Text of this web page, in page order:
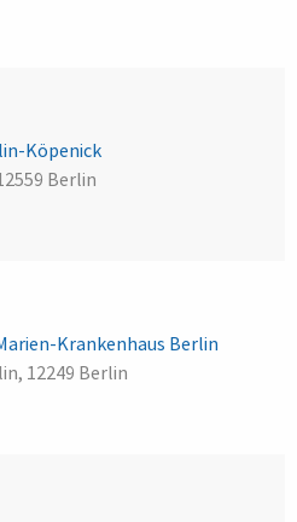
Köpenick
Berlin
Krankenhaus Berlin
12249 Berlin